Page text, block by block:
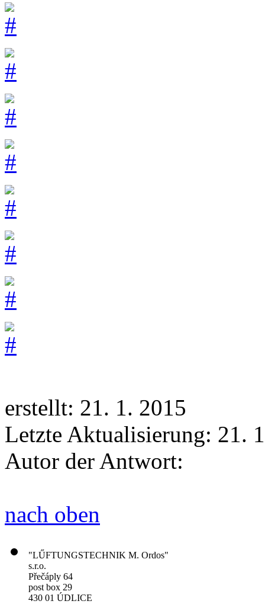
erstellt: 21. 1. 2015
Letzte Aktualisierung: 21.
Autor der Antwort:
nach oben
"LŰFTUNGSTECHNIK M. Ordos"
s.r.o.
Přečáply 64
post box 29
430 01 ÚDLICE